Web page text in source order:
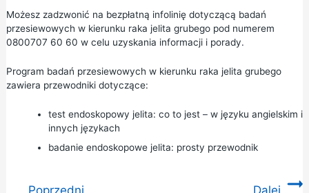
Możesz zadzwonić na bezpłatną infolinię dotyczącą badań
przesiewowych w kierunku raka jelita grubego pod numerem
0800707 60 60 w celu uzyskania informacji i porady.
Program badań przesiewowych w kierunku raka jelita grubego
zawiera przewodniki dotyczące:
test endoskopowy jelita: co to jest– w języku angielskim i
innych językach
badanie endoskopowe jelita: prosty przewodnik
Poprzedni Dalej